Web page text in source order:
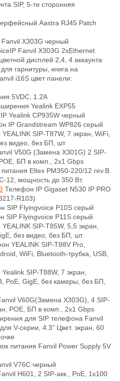
SIP, 5-ти сторонняя
Aastra RJ45 Patch
X303G черный
Fanvil X303G 2xEthernet
дисплей 2,4, 4 аккаунта
гарнитуры, книга на
i16S цвет панели:
5VDC, 1.2A
Yealink EXP55
Yealink CP935W черный
IP Grandstream WP826 серый
SIP-T87W, 7 экран, WiFi,
видео, без БП, шт
V50G (Замена X301G) 2 SIP-
БП в комп., 2x1 Gbps
питания Eltex PM350-220/12 rev.B
12, мощность до 350 Вт.
Телефон IP Gigaset N530 IP PRO
R103)
SIP Flyingvoice P10S серый
SIP Flyingvoice P11S серый
SIP-T85W, 5,5 экран,
без видео, без БП, шт
YEALINK SIP-T88V Pro,
WiFi, Bluetooth-трубка, USB,
SIP-T88W, 7 экран,
PoE, GigE, без камеры, без БП,
V60G(Замена X303G), 4 SIP-
POE, БП в комп., 2x1 Gbps
для SIP телефона Fanvil
V-серии, 4.3” Цвет. экран, 60
питания Fanvil Power Supply 5V
V76C черный
H601, 2 SIP-акк., PoE, 1x100